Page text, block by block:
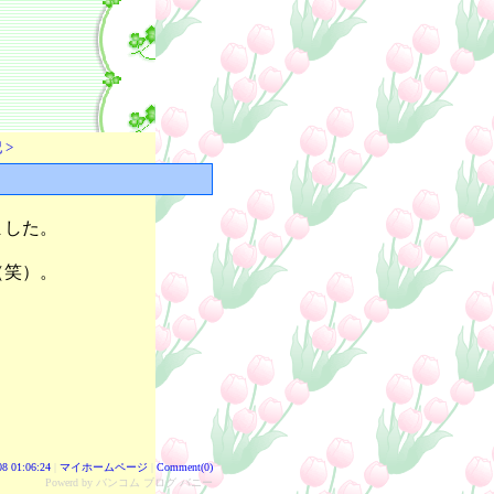
>
た。
）。
01:06:24 マイホームページ
Comment(0)
Powerd by バンコム ブログ バニー